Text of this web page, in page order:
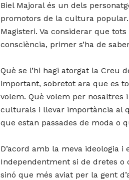
Biel Majoral és un dels
promotors de la cultura popular.
Magisteri. Va considerar que
consciència, primer s’ha de
Què se l’hi hagi atorgat la Creu
important, sobretot ara que es
volem. Què volem per nosaltres
culturals i llevar importància al
que estan passades de moda o
D’acord amb la meva ideologia
Independentment si de dretes o
sinó que més aviat per la gent